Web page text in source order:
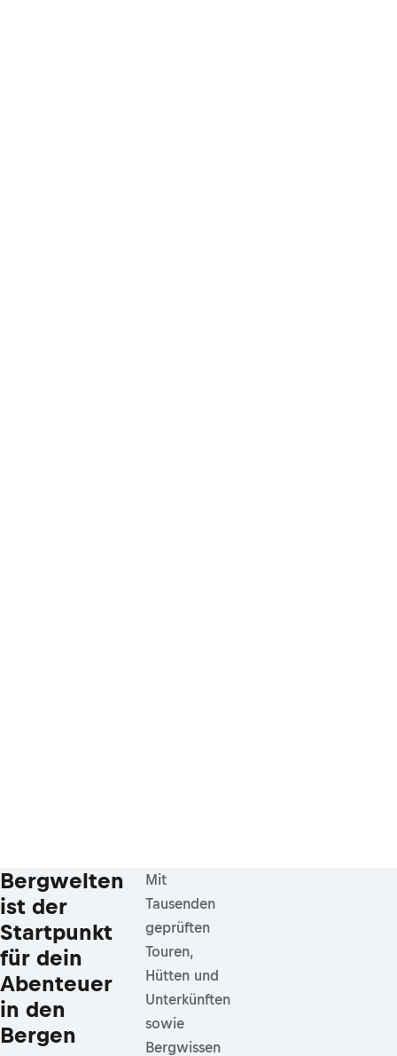
Bergwelten
ist der
Startpunkt
für dein
Abenteuer
in den
Bergen
Mit
Tausenden
geprüften
Touren,
Hütten und
Unterkünften
sowie
Bergwissen